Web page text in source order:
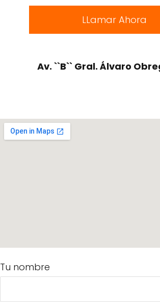
LLamar Ahora
Av. ``B`` Gral. Álvaro
Tu nombre